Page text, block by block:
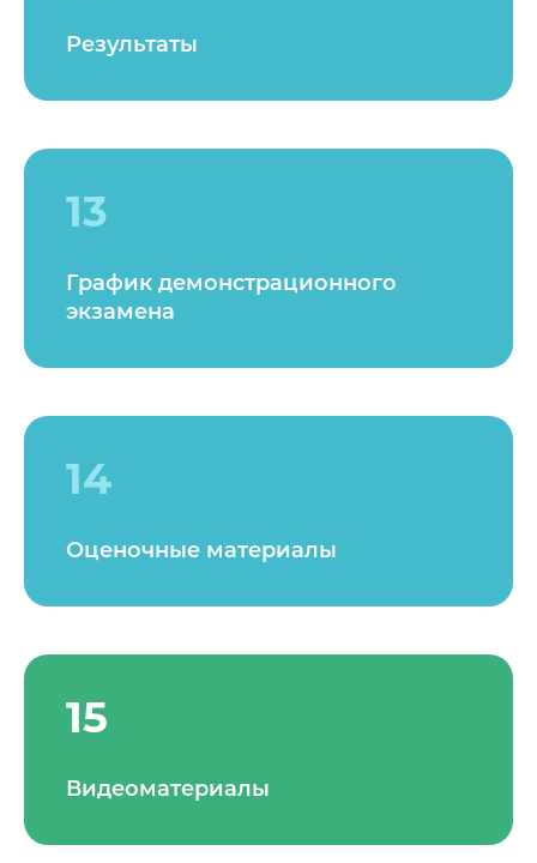
Результаты
13
График демонстрационного
экзамена
14
Оценочные материалы
15
Видеоматериалы